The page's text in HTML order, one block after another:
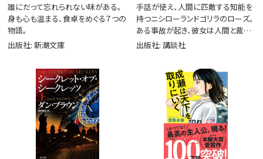
誰にだって忘れられない味がある。
身も心も温まる、食卓をめぐる７つの
物語。
出版社: 新潮文庫
手話が使え、人間に匹敵する知能を
持つニシローランドゴリラのローズ。
ある事故が起き、彼女は人間と裁判
で闘う。
出版社: 講談社